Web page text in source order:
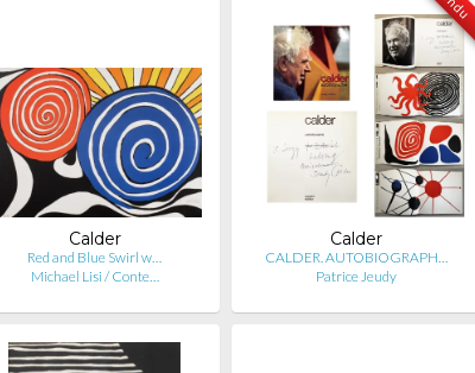
Calder
Red and Blue Swirl w…
Michael Lisi / Conte…
Calder
CALDER. AUTOBIOGRAPH…
Patrice Jeudy